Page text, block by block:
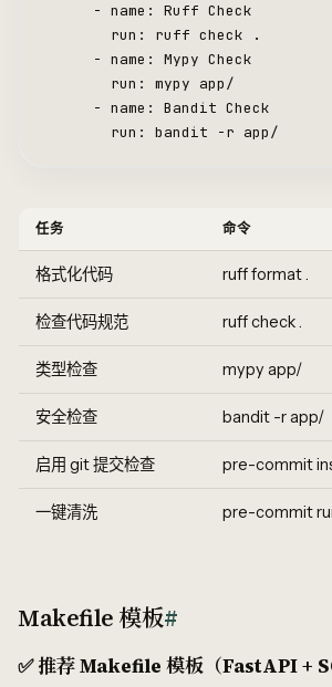
      -
name: Ruff Check
        run: ruff check .
      -
name: Mypy Check
        run: mypy app
/
      -
name: Bandit Check
        run: bandit
-r app/
任务 命令
格式化代码 ruff format .
检查代码规范 ruff check .
类型检查 mypy app/
安全检查 bandit -r app/
启用 git 提交检查 pre-commit
一键清洗 pre-commit
Makefile 模板#
✅ 推荐 Makefile 模板（FastAPI +